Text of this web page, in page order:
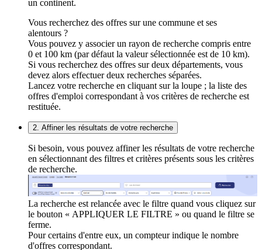
un continent.
Vous recherchez des offres sur une commune et ses
alentours ?
Vous pouvez y associer un rayon de recherche compris entre
0 et 100 km (par défaut la valeur sélectionnée est de 10 km).
Si vous recherchez des offres sur deux départements, vous
devez alors effectuer deux recherches séparées.
Lancez votre recherche en cliquant sur la loupe ; la liste des
offres d'emploi correspondant à vos critères de recherche est
restituée.
2. Affiner les résultats de votre recherche
Si besoin, vous pouvez affiner les résultats de votre recherche
en sélectionnant des filtres et critères présents sous les critères
de recherche.
La recherche est relancée avec le filtre quand vous cliquez sur
le bouton « APPLIQUER LE FILTRE » ou quand le filtre se
ferme.
Pour certains d'entre eux, un compteur indique le nombre
d'offres correspondant.